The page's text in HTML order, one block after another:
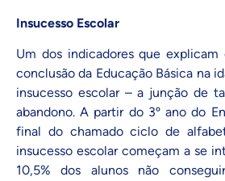
Insucesso Escolar
Um dos indicadores que
conclusão da Educação Básica na
insucesso escolar – a junção de
abandono. A partir do 3º ano do
final do chamado ciclo de
insucesso escolar começam a se
10,5% dos alunos não